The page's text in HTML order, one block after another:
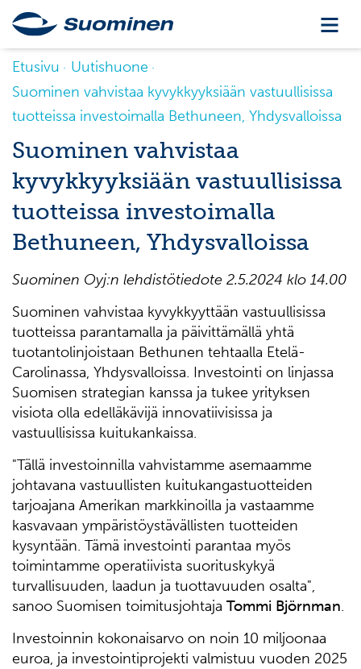
Etusivu
Uutishuone
Suominen vahvistaa kyvykkyyksiään vastuullisissa
tuotteissa investoimalla Bethuneen, Yhdysvalloissa
Suominen vahvistaa
kyvykkyyksiään vastuullisissa
tuotteissa investoimalla
Bethuneen, Yhdysvalloissa
Suominen Oyj:n lehdistötiedote 2.5.2024 klo 14.00
Suominen vahvistaa kyvykkyyttään vastuullisissa
tuotteissa parantamalla ja päivittämällä yhtä
tuotantolinjoistaan Bethunen tehtaalla Etelä-
Carolinassa, Yhdysvalloissa. Investointi on linjassa
Suomisen strategian kanssa ja tukee yrityksen
visiota olla edelläkävijä innovatiivisissa ja
vastuullisissa kuitukankaissa.
"Tällä investoinnilla vahvistamme asemaamme
johtavana vastuullisten kuitukangastuotteiden
tarjoajana Amerikan markkinoilla ja vastaamme
kasvavaan ympäristöystävällisten tuotteiden
kysyntään. Tämä investointi parantaa myös
toimintamme operatiivista suorituskykyä
turvallisuuden, laadun ja tuottavuuden osalta",
sanoo Suomisen toimitusjohtaja Tommi Björnman.
Investoinnin kokonaisarvo on noin 10 miljoonaa
euroa, ja investointiprojekti valmistuu vuoden 2025